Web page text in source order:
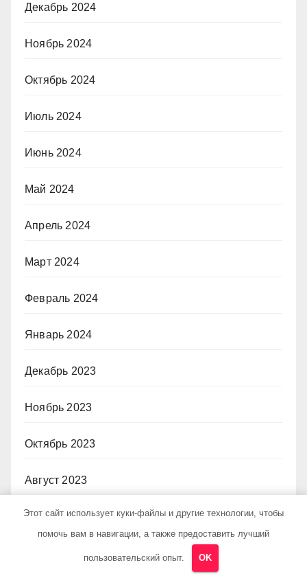
Декабрь 2024
Ноябрь 2024
Октябрь 2024
Июль 2024
Июнь 2024
Май 2024
Апрель 2024
Март 2024
Февраль 2024
Январь 2024
Декабрь 2023
Ноябрь 2023
Октябрь 2023
Август 2023
Декабрь 2022
Этот сайт использует куки-файлы и другие технологии, чтобы
помочь вам в навигации, а также предоставить лучший
пользовательский опыт. OK